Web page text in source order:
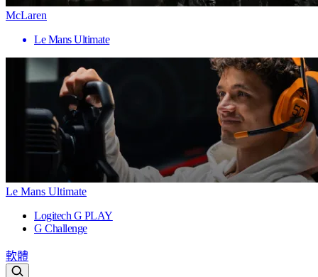
McLaren
Le Mans Ultimate
Le Mans Ultimate
Logitech G PLAY
G Challenge
軟體